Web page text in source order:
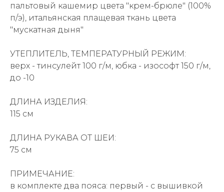
пальтовый кашемир цвета "крем-брюле" (100%
п/э), итальянская плащевая ткань цвета
"мускатная дыня"
УТЕПЛИТЕЛЬ, ТЕМПЕРАТУРНЫЙ РЕЖИМ:
верх - тинсулейт 100 г/м, юбка - изософт 150 г/м,
до -10
ДЛИНА ИЗДЕЛИЯ:
115 см
ДЛИНА РУКАВА ОТ ШЕИ:
75 см
ПРИМЕЧАНИЕ:
в комплекте два пояса: первый - с вышивкой